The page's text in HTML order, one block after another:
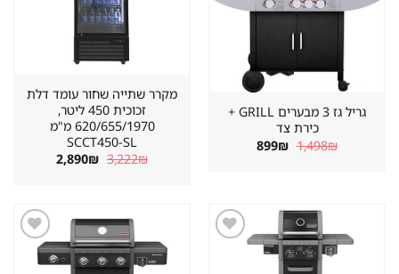
גריל גז 3 מבערים GRILL +
כירת צד
1,498₪ המחיר
המקורי
899₪ המחיר
הנוכחי
מקרר שתייה שחור עומד דלת
זכוכית 450 ליטר,
620/655/1970 מ"מ
SCCT450-SL
3,222₪ המחיר
2,890₪ המחיר
הנוכחי
שמור
מוצר